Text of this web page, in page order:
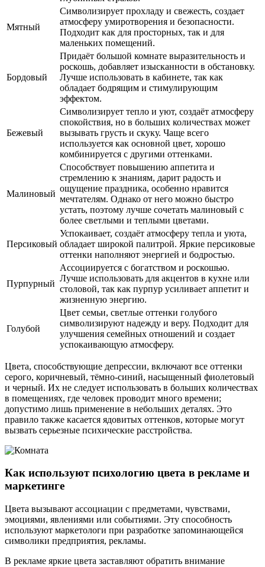
Мятный
Символизирует прохладу и свежесть, создает
атмосферу умиротворения и безопасности.
Подходит как для просторных, так и для
маленьких помещений.
Бордовый
Придаёт большой комнате выразительность и
роскошь, добавляет изысканности в обстановку.
Лучше использовать в кабинете, так как
обладает бодрящим и стимулирующим
эффектом.
Бежевый
Символизирует тепло и уют, создаёт атмосферу
спокойствия, но в больших количествах может
вызывать грусть и скуку. Чаще всего
используется как основной цвет, хорошо
комбинируется с другими оттенками.
Малиновый
Способствует повышению аппетита и
стремлению к знаниям, дарит радость и
ощущение праздника, особенно нравится
мечтателям. Однако от него можно быстро
устать, поэтому лучше сочетать малиновый с
более светлыми и теплыми цветами.
Персиковый
Успокаивает, создаёт атмосферу тепла и уюта,
обладает широкой палитрой. Яркие персиковые
оттенки наполняют энергией и бодростью.
Пурпурный
Ассоциируется с богатством и роскошью.
Лучше использовать для акцентов в кухне или
столовой, так как пурпур усиливает аппетит и
жизненную энергию.
Голубой
Цвет семьи, светлые оттенки голубого
символизируют надежду и веру. Подходит для
улучшения семейных отношений и создает
успокаивающую атмосферу.
Цвета, способствующие депрессии, включают все оттенки
серого, коричневый, тёмно-синий, насыщенный фиолетовый
и черный. Их не следует использовать в больших количествах
в помещениях, где человек проводит много времени;
допустимо лишь применение в небольших деталях. Это
правило также касается ядовитых оттенков, которые могут
вызвать серьезные психические расстройства.
Как используют психологию цвета в рекламе и
маркетинге
Цвета вызывают ассоциации с предметами, чувствами,
эмоциями, явлениями или событиями. Эту способность
используют маркетологи при разработке запоминающейся
символики предприятия, рекламы.
В рекламе яркие цвета заставляют обратить внимание